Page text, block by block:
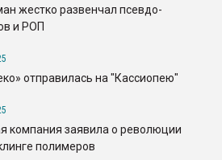
жестко развенчал псевдо-
и РОП
отправилась на "Кассиопею"
компания заявила о революции
полимеров